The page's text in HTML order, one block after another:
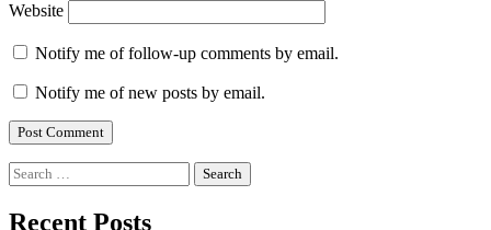
Website
Notify me of follow-up comments by email.
Notify me of new posts by email.
Search
for:
Recent Posts